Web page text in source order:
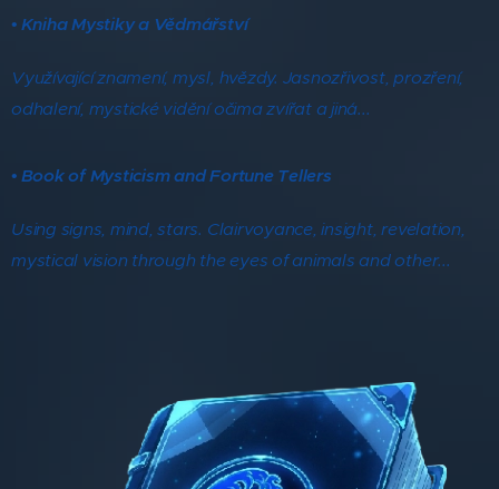
• Kniha Mystiky a Vědmářství
Využívající znamení, mysl, hvězdy. Jasnozřivost, prozření,
odhalení, mystické vidění očima zvířat a jiná...
• Book of Mysticism and Fortune Tellers
Using signs, mind, stars. Clairvoyance, insight, revelation,
mystical vision through the eyes of animals and other...